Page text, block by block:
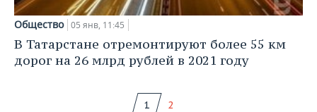
Общество 05 янв, 11:45
В Татарстане отремонтируют более 55 км
дорог на 26 млрд рублей в 2021 году
1 2